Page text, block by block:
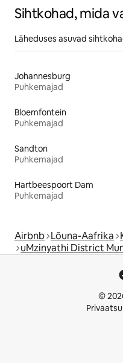
Sihtkohad, mida
Läheduses asuvad
Johannesburg
Puhkemajad
Bloemfontein
Puhkemajad
Sandton
Puhkemajad
Hartbeespoort Dam
Puhkemajad
Airbnb Lõuna-Aafrika
uMzinyathi District
©